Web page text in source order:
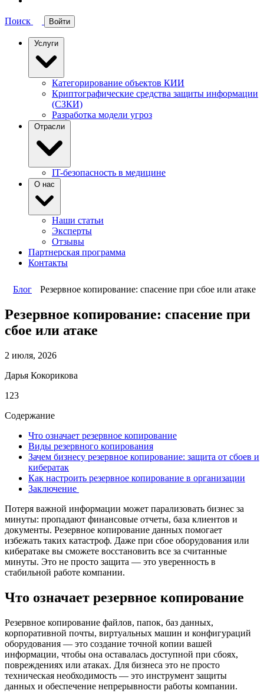
Поиск Войти
Услуги
Категорирование объектов КИИ
Криптографические средства защиты информации
(СЗКИ)
Разработка модели угроз
Отрасли
IT-безопасность в медицине
О нас
Наши статьи
Эксперты
Отзывы
Партнерская программа
Контакты
Блог Резервное копирование: спасение при сбое или атаке
Резервное копирование: спасение при
сбое или атаке
2 июля, 2026
Дарья Кокорикова
123
Содержание
Что означает резервное копирование
Виды резервного копирования
Зачем бизнесу резервное копирование: защита от сбоев и
кибератак
Как настроить резервное копирование в организации
Заключение
Потеря важной информации может парализовать бизнес за
минуты: пропадают финансовые отчеты, база клиентов и
документы. Резервное копирование данных помогает
избежать таких катастроф. Даже при сбое оборудования или
кибератаке вы сможете восстановить все за считанные
минуты. Это не просто защита — это уверенность в
стабильной работе компании.
Что означает резервное копирование
Резервное копирование файлов, папок, баз данных,
корпоративной почты, виртуальных машин и конфигураций
оборудования — это создание точной копии вашей
информации, чтобы она оставалась доступной при сбоях,
повреждениях или атаках. Для бизнеса это не просто
техническая необходимость — это инструмент защиты
данных и обеспечение непрерывности работы компании.